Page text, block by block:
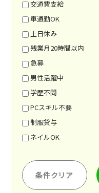
交通費支給
車通勤OK
土日休み
残業月20時間以内
急募
男性活躍中
学歴不問
PCスキル不要
制服貸与
ネイルOK
条件クリア